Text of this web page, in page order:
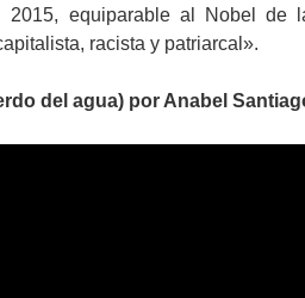
2015, equiparable al Nobel de
racista y patriarcal».
del agua) por Anabel